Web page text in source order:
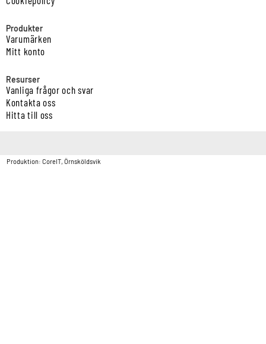
Produkter
Varumärken
Mitt konto
Resurser
Vanliga frågor och svar
Kontakta oss
Hitta till oss
Produktion: CoreIT, Örnsköldsvik